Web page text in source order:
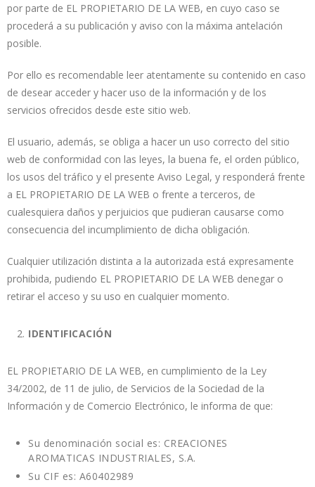
por parte de EL PROPIETARIO DE LA WEB, en cuyo caso se
procederá a su publicación y aviso con la máxima antelación
posible.
Por ello es recomendable leer atentamente su contenido en caso
de desear acceder y hacer uso de la información y de los
servicios ofrecidos desde este sitio web.
El usuario, además, se obliga a hacer un uso correcto del sitio
web de conformidad con las leyes, la buena fe, el orden público,
los usos del tráfico y el presente Aviso Legal, y responderá frente
a EL PROPIETARIO DE LA WEB o frente a terceros, de
cualesquiera daños y perjuicios que pudieran causarse como
consecuencia del incumplimiento de dicha obligación.
Cualquier utilización distinta a la autorizada está expresamente
prohibida, pudiendo EL PROPIETARIO DE LA WEB denegar o
retirar el acceso y su uso en cualquier momento.
IDENTIFICACIÓN
EL PROPIETARIO DE LA WEB, en cumplimiento de la Ley
34/2002, de 11 de julio, de Servicios de la Sociedad de la
Información y de Comercio Electrónico, le informa de que:
Su denominación social es: CREACIONES
AROMATICAS INDUSTRIALES, S.A.
Su CIF es: A60402989